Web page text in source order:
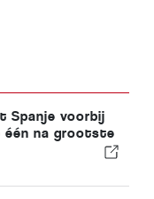
Spanje voorbij
één na grootste